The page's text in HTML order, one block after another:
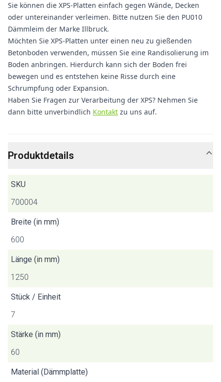
Sie können die XPS-Platten einfach gegen Wände, Decken
oder untereinander verleimen. Bitte nutzen Sie den PU010
Dämmleim der Marke Illbruck.
Möchten Sie XPS-Platten unter einen neu zu gießenden
Betonboden verwenden, müssen Sie eine Randisolierung im
Boden anbringen. Hierdurch kann sich der Boden frei
bewegen und es entstehen keine Risse durch eine
Schrumpfung oder Expansion.
Haben Sie Fragen zur Verarbeitung der XPS? Nehmen Sie
dann bitte unverbindlich Kontakt zu uns auf.
Produktdetails
SKU
700004
Breite (in mm)
600
Länge (in mm)
1250
Stück / Einheit
7
Stärke (in mm)
60
Material (Dämmplatte)